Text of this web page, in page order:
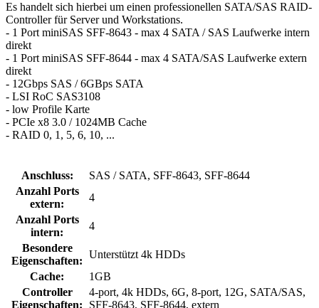
Es handelt sich hierbei um einen professionellen SATA/SAS RAID-
Controller für Server und Workstations.
- 1 Port miniSAS SFF-8643 - max 4 SATA / SAS Laufwerke intern
direkt
- 1 Port miniSAS SFF-8644 - max 4 SATA/SAS Laufwerke extern
direkt
- 12Gbps SAS / 6GBps SATA
- LSI RoC SAS3108
- low Profile Karte
- PCIe x8 3.0 / 1024MB Cache
- RAID 0, 1, 5, 6, 10, ...
Anschluss:
SAS / SATA, SFF-8643, SFF-8644
Anzahl Ports
extern:
4
Anzahl Ports
intern:
4
Besondere
Eigenschaften:
Unterstützt 4k HDDs
Cache:
1GB
Controller
Eigenschaften:
4-port, 4k HDDs, 6G, 8-port, 12G, SATA/SAS,
SFF-8643, SFF-8644, extern